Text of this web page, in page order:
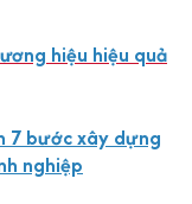
hiệu hiệu quả
7 bước xây dựng
nghiệp